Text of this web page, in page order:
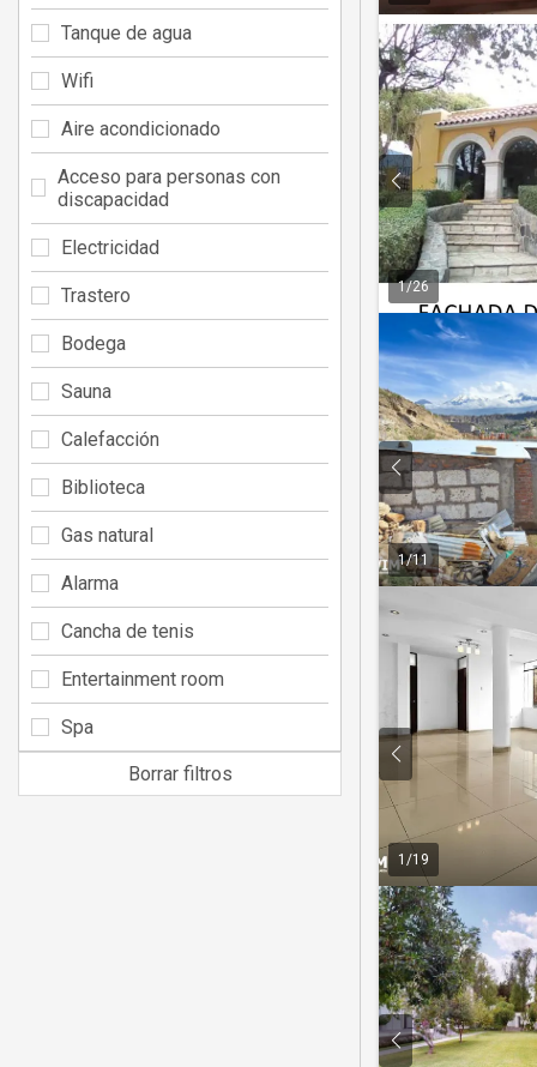
1/26
1/11
1 /19
Tanque de agua
Wifi
Aire acondicionado
Acceso para personas con
discapacidad
Electricidad
Trastero
Bodega
Sauna
Calefacción
Biblioteca
Gas natural
Alarma
Cancha de tenis
Entertainment room
Spa
Borrar filtros